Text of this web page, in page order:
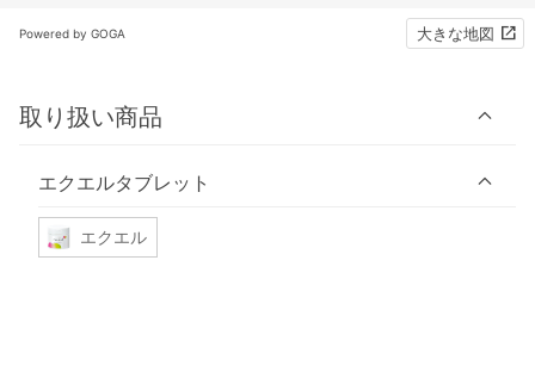
Powered by GOGA 大きな地図
取り扱い商品
エクエルタブレット
エクエル